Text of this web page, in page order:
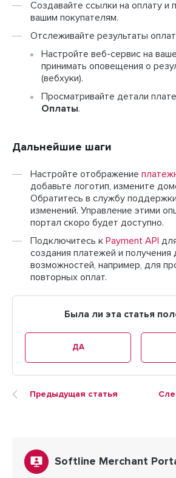
Создавайте ссылки на оплату и
вашим покупателям.
Отслеживайте результаты
Настройте веб-сервис на
принимать оповещения о
(вебхуки).
Просматривайте детали
Оплаты.
Дальнейшие шаги
Настройте отображение
добавьте логотип, измените
Обратитесь в службу
изменений. Управление этими
портал скоро будет доступно.
Подключитесь к Payment API
создания платежей и получения
возможностей, например, для
повторных оплат.
Была ли эта статья
ДА
Предыдущая статья
Softline Merchant